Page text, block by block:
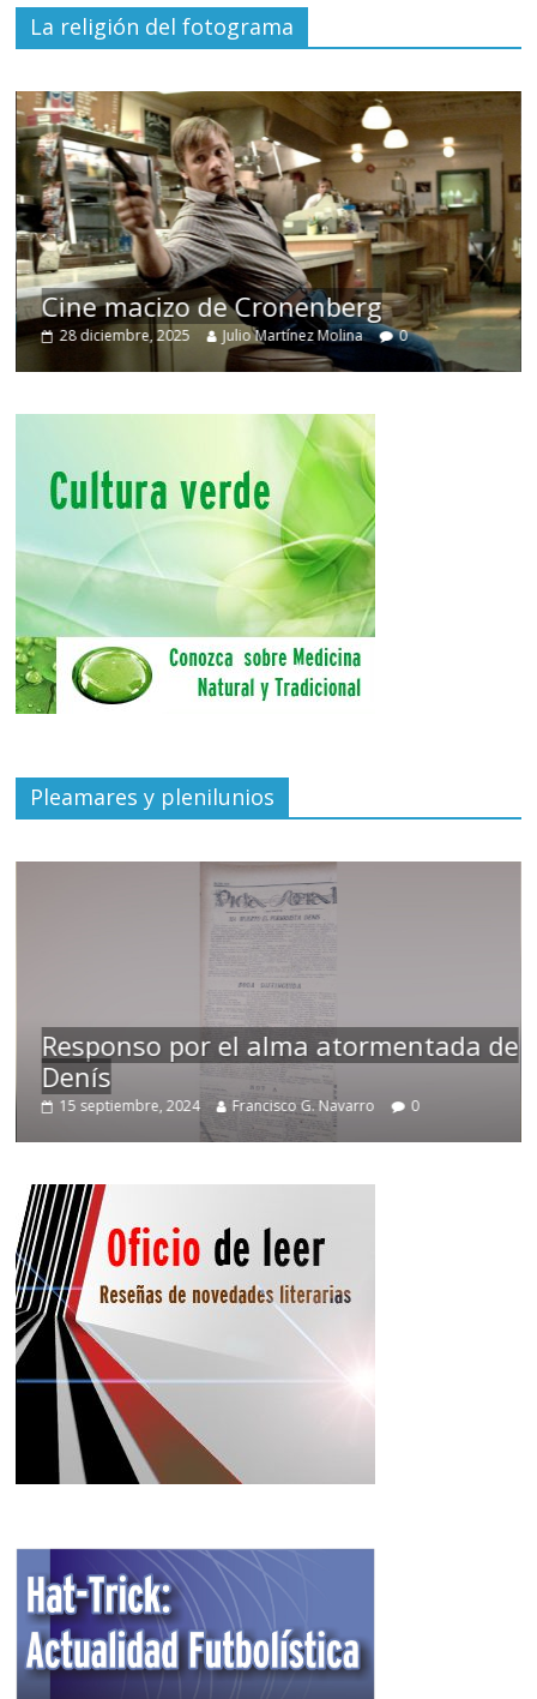
La religión del fotograma
Cine macizo de Cronenberg
28 diciembre, 2025 Julio Martínez Molina 0
Pleamares y plenilunios
Responso por el alma atormentada de
Denís
15 septiembre, 2024 Francisco G. Navarro 0